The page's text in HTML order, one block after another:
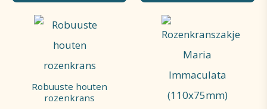
Robuuste houten
rozenkrans